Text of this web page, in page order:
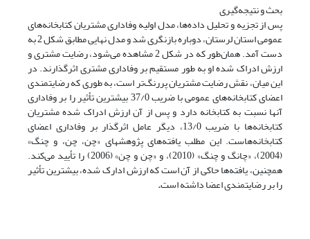
بحث و نتیجه‌گیری
پس از تجزیه و تحلیل داده‌ها، مدل اولیه وفاداری مشتریان کتابخانه‌های
عمومی استان لرستان، دوباره بازنگری شد و مدل نهایی مطابق شکل 2 به
دست آمد. همان‌طور که در شکل 2 مشاهده می‌شود، رضایت مشتری و
ارزش ادراک شده او به طور مستقیم بر وفاداری مشتری اثرگذارند. در
این میان، نقش رضایت مشتریان پررنگ‌تر است، به طوری که رضایتمندی
اعضای کتابخانه‌های عمومی با ضریب 37/0 بیشترین تأثیر را بر وفاداری
آنها نسبت به کتابخانه‌ دارد و پس از آن ارزش ادراک شده مشتریان
کتابخانه‌ها با ضریب 13/0، دیگر عامل اثرگذار بر وفاداری اعضای
کتابخانه‌هاست. این مطلب یافته‌های پژوهشهای «چن، چن، و چنگ»
(2004)، «چانگ و چنگ» (2010)، و «چن و چن» (2006) را تأیید می‌کند.
همچنین، یافته‌ها حاکی از آن است که ارزش ادارک شده، بیشترین تأثیر
را بر رضایتمندی اعضا داشته است.